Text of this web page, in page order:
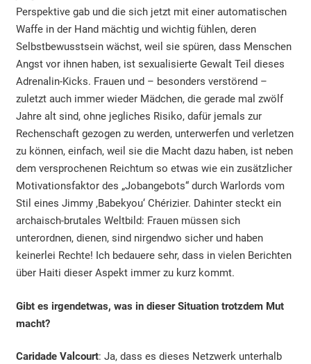
Perspektive gab und die sich jetzt mit einer automatischen
Waffe in der Hand mächtig und wichtig fühlen, deren
Selbstbewusstsein wächst, weil sie spüren, dass Menschen
Angst vor ihnen haben, ist sexualisierte Gewalt Teil dieses
Adrenalin-Kicks. Frauen und – besonders verstörend –
zuletzt auch immer wieder Mädchen, die gerade mal zwölf
Jahre alt sind, ohne jegliches Risiko, dafür jemals zur
Rechenschaft gezogen zu werden, unterwerfen und verletzen
zu können, einfach, weil sie die Macht dazu haben, ist neben
dem versprochenen Reichtum so etwas wie ein zusätzlicher
Motivationsfaktor des „Jobangebots“ durch Warlords vom
Stil eines Jimmy ‚Babekyou‘ Chérizier. Dahinter steckt ein
archaisch-brutales Weltbild: Frauen müssen sich
unterordnen, dienen, sind nirgendwo sicher und haben
keinerlei Rechte! Ich bedauere sehr, dass in vielen Berichten
über Haiti dieser Aspekt immer zu kurz kommt.
Gibt es irgendetwas, was in dieser Situation trotzdem Mut
macht?
Caridade Valcourt: Ja, dass es dieses Netzwerk unterhalb